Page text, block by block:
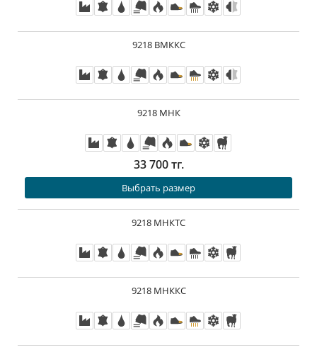
9218 ВМККС
9218 МНК
33 700 тг.
Выбрать размер
9218 МНКТС
9218 МНККС